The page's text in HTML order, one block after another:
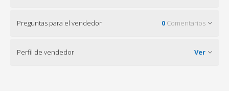
Preguntas para el vendedor 0 Comentarios
Perfil de vendedor Ver